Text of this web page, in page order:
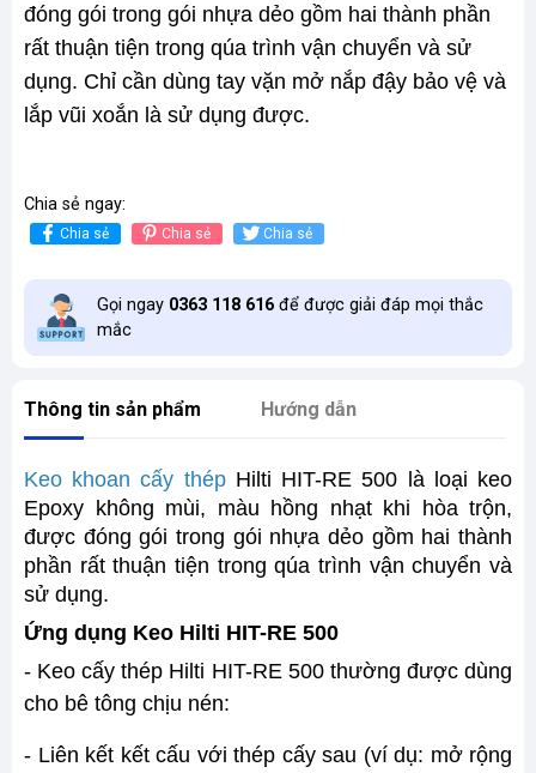
đóng gói trong gói nhựa dẻo gồm hai thành phần
rất thuận tiện trong qúa trình vận chuyển và sử
dụng. Chỉ cần dùng tay vặn mở nắp đậy bảo vệ và
lắp vũi xoắn là sử dụng được.
Chia sẻ ngay:
Chia sẻ Chia sẻ Chia sẻ
Gọi ngay 0363 118 616 để được giải đáp mọi thắc
mắc
Thông tin sản phẩm Hướng dẫn
Keo khoan cấy thépHilti HIT-RE 500 là loại keo
Epoxy không mùi, màu hồng nhạt khi hòa trộn,
được đóng gói trong gói nhựa dẻo gồm hai thành
phần rất thuận tiện trong qúa trình vận chuyển và
sử dụng.
Ứng dụng Keo Hilti HIT-RE 500
- Keo cấy thép Hilti HIT-RE 500 thường được dùng
cho bê tông chịu nén:
- Liên kết kết cấu với thép cấy sau (ví dụ: mở rộng